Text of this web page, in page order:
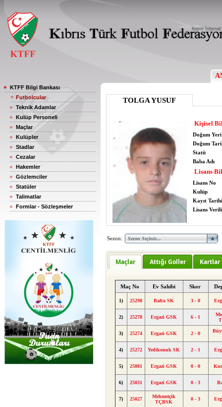
KTFF Bilgi Bankası
Futbolcular
Teknik Adamlar
Kulüp Personeli
Maçlar
Kulüpler
Stadlar
Cezalar
Hakemler
Gözlemciler
Statüler
Talimatlar
Formlar - Sözleşmeler
TOLGA YUSUF
Kişisel
Doğum Yeri
Doğum
Statü
Baba Adı
Lisans
Lisans No
Kulüp
Kayıt Tarihi
Lisans
Sezon:
Maçlar Attığı Goller Kartlar
Maç No Ev Sahibi Skor
1) 25298 Bafra SK 3 - 0
2) 25278 Ergazi GSK 6 - 1
3) 25274 Ergazi GSK 2 - 0
4) 25272 Yedikonuk SK 2 - 1
5) 25081 Ergazi GSK 0 - 0
6) 25031 Ergazi GSK 0 - 3
7) 25027
Mehmetçik
TÇBSK
0 - 3